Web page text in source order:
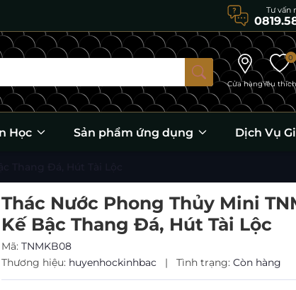
Tư vấn
Cửa hàng
0
Yêu thích
Học Sản phẩm ứng dụng Dịch Vụ
Thác Nước Phong Thủy Mini
Kế Bậc Thang Đá, Hút Tài Lộc
Mã: TNMKB08
Thương hiệu: huyenhockinhbac | Tình trạng: Còn hàng